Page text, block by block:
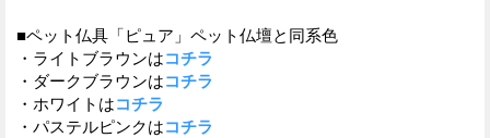
■ペット仏具「ピュア」ペット仏壇と同系色
・ライトブラウンはコチラ
・ダークブラウンはコチラ
・ホワイトはコチラ
・パステルピンクはコチラ